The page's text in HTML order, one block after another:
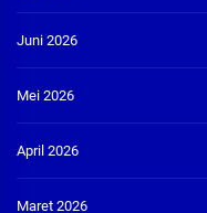
Juni 2026
Mei 2026
April 2026
Maret 2026